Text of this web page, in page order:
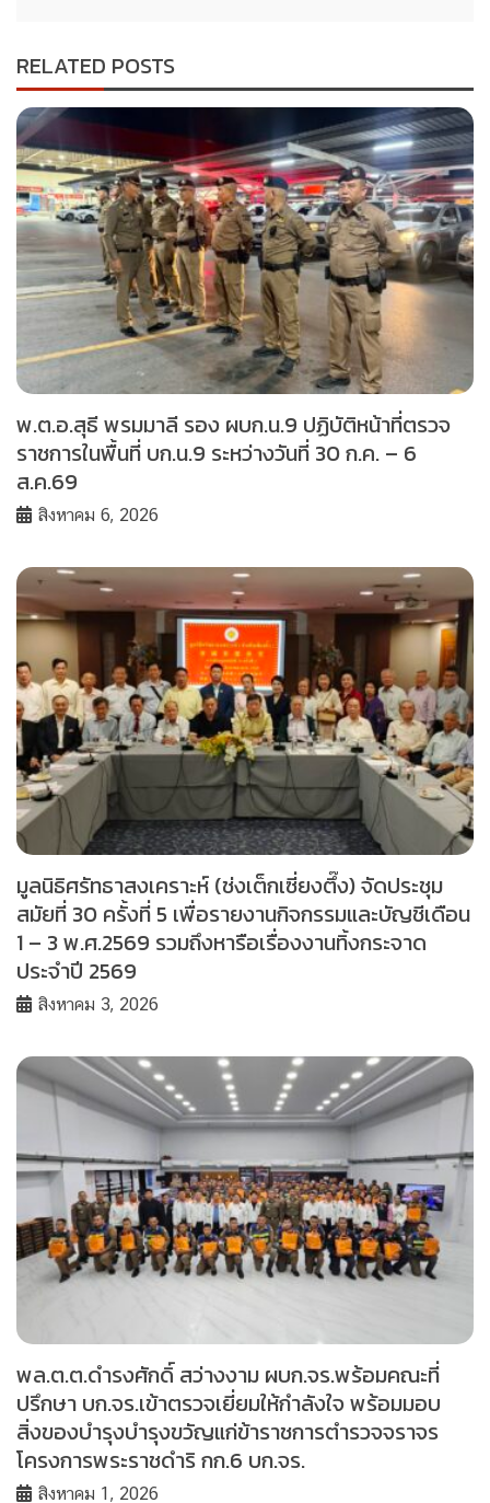
RELATED POSTS
พ.ต.อ.สุธี พรมมาลี รอง ผบก.น.9 ปฏิบัติหน้าที่ตรวจ
ราชการในพื้นที่ บก.น.9 ระหว่างวันที่ 30 ก.ค. – 6
ส.ค.69
สิงหาคม 6, 2026
มูลนิธิศรัทธาสงเคราะห์ (ช่งเต็กเซี่ยงตึ๊ง) จัดประชุม
สมัยที่ 30 ครั้งที่ 5 เพื่อรายงานกิจกรรมและบัญชีเดือน
1 – 3 พ.ศ.2569 รวมถึงหารือเรื่องงานทิ้งกระจาด
ประจำปี 2569
สิงหาคม 3, 2026
พล.ต.ต.ดำรงศักดิ์ สว่างงาม ผบก.จร.พร้อมคณะที่
ปรึกษา บก.จร.เข้าตรวจเยี่ยมให้กำลังใจ พร้อมมอบ
สิ่งของบำรุงบำรุงขวัญแก่ข้าราชการตำรวจจราจร
โครงการพระราชดำริ กก.6 บก.จร.
สิงหาคม 1, 2026